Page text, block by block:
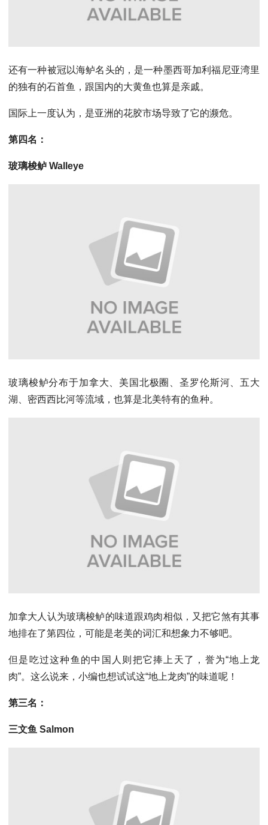
还有一种被冠以海鲈名头的，是一种墨西哥加利福尼亚湾里
的独有的石首鱼，跟国内的大黄鱼也算是亲戚。
国际上一度认为，是亚洲的花胶市场导致了它的濒危。
第四名：
玻璃梭鲈 Walleye
玻璃梭鲈分布于加拿大、美国北极圈、圣罗伦斯河、五大
湖、密西西比河等流域，也算是北美特有的鱼种。
加拿大人认为玻璃梭鲈的味道跟鸡肉相似，又把它煞有其事
地排在了第四位，可能是老美的词汇和想象力不够吧。
但是吃过这种鱼的中国人则把它捧上天了，誉为“地上龙
肉”。这么说来，小编也想试试这“地上龙肉”的味道呢！
第三名：
三文鱼 Salmon